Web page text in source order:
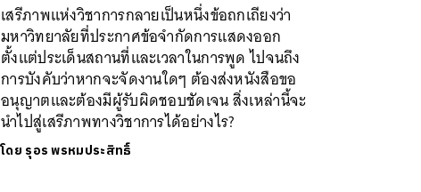
เสรีภาพแห่งวิชาการกลายเป็นหนึ่งข้อถกเถียงว่า
มหาวิทยาลัยที่ประกาศข้อจำกัดการแสดงออก
ตั้งแต่ประเด็นสถานที่และเวลาในการพูด ไปจนถึง
การบังคับว่าหากจะจัดงานใดๆ ต้องส่งหนังสือขอ
อนุญาตและต้องมีผู้รับผิดชอบชัดเจน สิ่งเหล่านี้จะ
นำไปสู่เสรีภาพทางวิชาการได้อย่างไร?
โดย รุอร พรหมประสิทธิ์